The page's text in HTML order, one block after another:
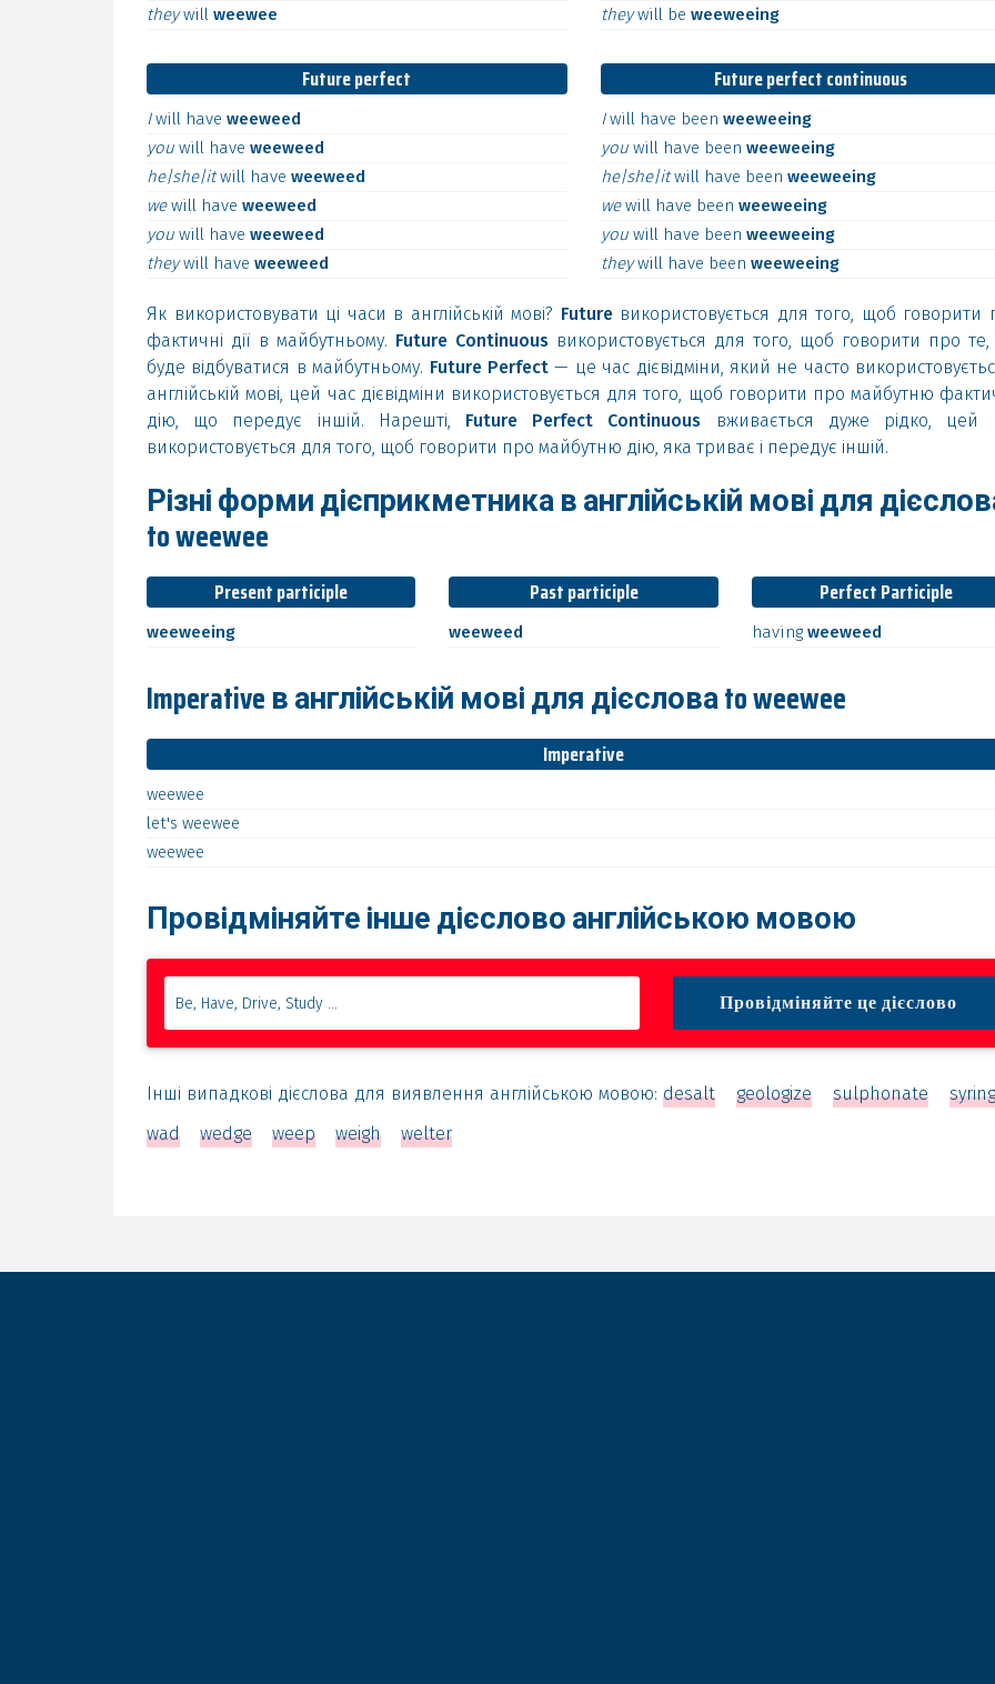
theywill weewee
theywill be weeweeing
Future perfect
Iwill have weeweed
you will have weeweed
he|she|itwill have weeweed
wewill have weeweed
you will have weeweed
theywill have weeweed
Future perfect continuous
Iwill have been weeweeing
you will have been weeweeing
he|she|itwill have been weeweeing
wewill have been weeweeing
you will have been weeweeing
theywill have been weeweeing
Як використовувати ці часи в англійській мові? Futureвикористовується для того, щоб говорити
фактичні дії в майбутньому. Future Continuousвикористовується для того, щоб говорити про
буде відбуватися в майбутньому. Future Perfect— це час дієвідміни, який не часто
англійській мові, цей час дієвідміни використовується для того, щоб говорити про майбутню
дію, що передує іншій. Нарешті, Future Perfect Continuous вживається дуже рідко, цей
використовується для того, щоб говорити про майбутню дію, яка триває і передує іншій.
Різні форми дієприкметника в англійській мові для
to weewee
Present participle
weeweeing
Past participle
weeweed
Perfect Participle
having weeweed
Imperative в англійській мові для дієслова to weewee
Imperative
weewee
let's weewee
weewee
Провідміняйте інше дієслово англійською мовою
Інші випадкові дієслова для виявлення англійською мовою: desalt geologize sulphonate
wad
wedge weep weigh welter